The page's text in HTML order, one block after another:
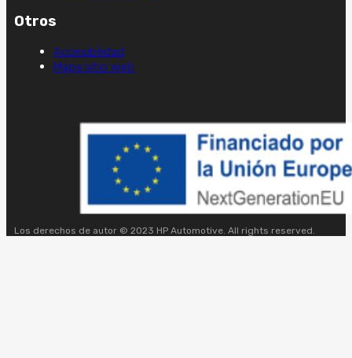
Otros
Accesibilidad
Mapa sitio web
Los derechos de autor © 2023 HP Automotive. All rights reserved.